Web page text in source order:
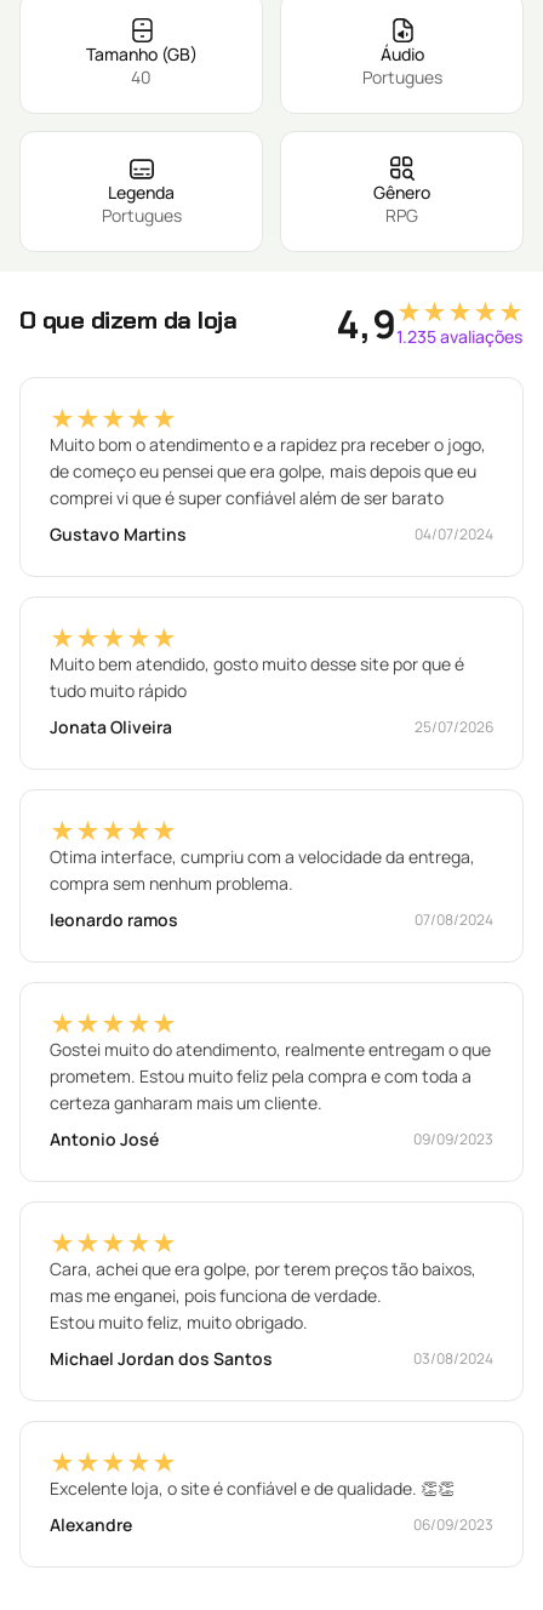
Tamanho (GB)
40
Áudio
Portugues
Legenda
Portugues
Gênero
RPG
O que dizem da loja 4,9★★★★★
1.235 avaliações
★★★★★
Muito bom o atendimento e a rapidez pra receber o jogo,
de começo eu pensei que era golpe, mais depois que eu
comprei vi que é super confiável além de ser barato
Gustavo Martins
04/07/2024
★★★★★
Muito bem atendido, gosto muito desse site por que é
tudo muito rápido
Jonata Oliveira
25/07/2026
★★★★★
Otima interface, cumpriu com a velocidade da entrega,
compra sem nenhum problema.
leonardo ramos
07/08/2024
★★★★★
Gostei muito do atendimento, realmente entregam o que
prometem. Estou muito feliz pela compra e com toda a
certeza ganharam mais um cliente.
Antonio José
09/09/2023
★★★★★
Cara, achei que era golpe, por terem preços tão baixos,
mas me enganei, pois funciona de verdade.
Estou muito feliz, muito obrigado.
Michael Jordan dos Santos
03/08/2024
★★★★★
Excelente loja, o site é confiável e de qualidade. 👏👏
Alexandre
06/09/2023